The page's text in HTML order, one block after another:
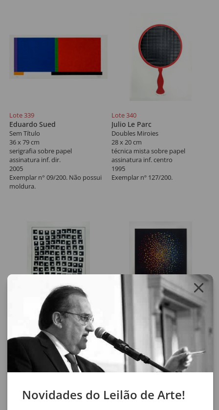
Lote 339
Eduardo Sued
Sem Título
36 x 79 cm
serigrafia sobre papel
assinatura inf. dir.
2005
Exemplar n° 09/200. Não possui
moldura.
Lote 340
Julio Le Parc
Doubles Miroies
28 x 20 cm
técnica mista sobre papel
assinatura inf. centro
1995
Exemplar nº 127/200.
Julio Le Parc
Surface/Couleur
serigrafia sobre papel
assinatura inf. dir.
Lote 342
Julio Le Parc
Alchimies
28 x 20 cm
serigrafia
assinatura inf. dir.
Novidades do Leilão de Arte!